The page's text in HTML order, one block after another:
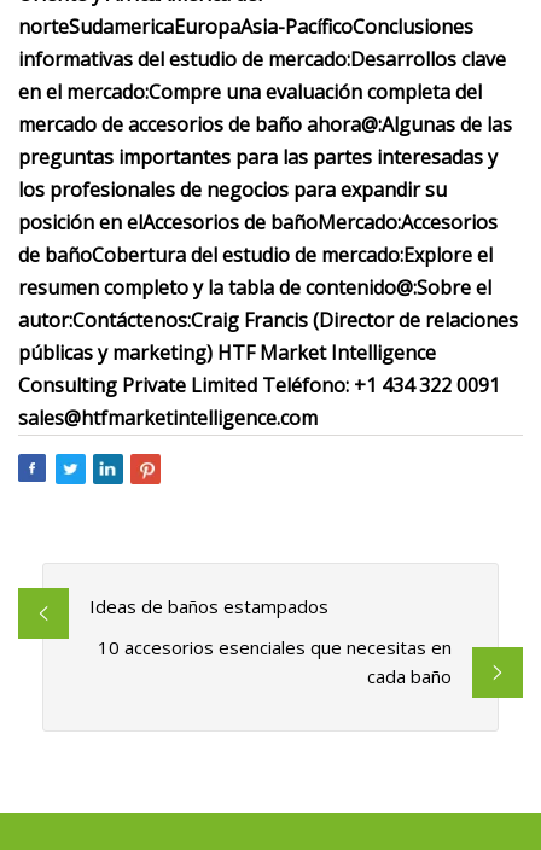
norteSudamericaEuropaAsia-PacíficoConclusiones
informativas del estudio de mercado:Desarrollos clave
en el mercado:Compre una evaluación completa del
mercado de accesorios de baño ahora@:Algunas de las
preguntas importantes para las partes interesadas y
los profesionales de negocios para expandir su
posición en elAccesorios de bañoMercado:Accesorios
de bañoCobertura del estudio de mercado:Explore el
resumen completo y la tabla de contenido@:Sobre el
autor:Contáctenos:Craig Francis (Director de relaciones
públicas y marketing) HTF Market Intelligence
Consulting Private Limited Teléfono: +1 434 322 0091
sales@htfmarketintelligence.com
Ideas de baños estampados
10 accesorios esenciales que necesitas en
cada baño